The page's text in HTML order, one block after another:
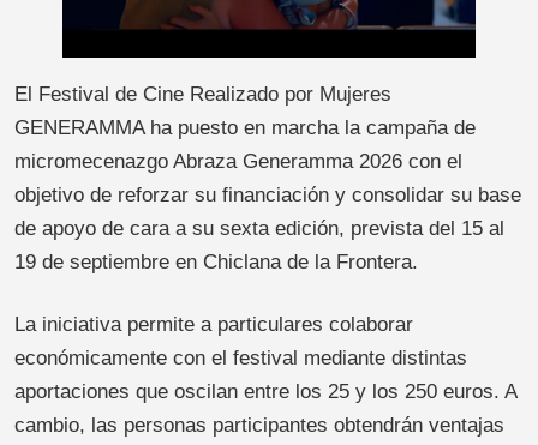
El Festival de Cine Realizado por Mujeres
GENERAMMA ha puesto en marcha la campaña de
micromecenazgo Abraza Generamma 2026 con el
objetivo de reforzar su financiación y consolidar su base
de apoyo de cara a su sexta edición, prevista del 15 al
19 de septiembre en Chiclana de la Frontera.
La iniciativa permite a particulares colaborar
económicamente con el festival mediante distintas
aportaciones que oscilan entre los 25 y los 250 euros. A
cambio, las personas participantes obtendrán ventajas